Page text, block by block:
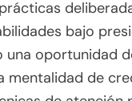
los contratiempos